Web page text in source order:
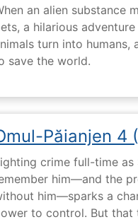
an alien substance
a hilarious
turn into humans,
save the world.
Păianjen 4
crime full-time
him—and the
him—sparks a
to control. But that